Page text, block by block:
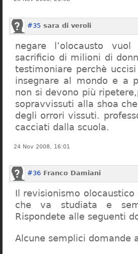
#35 sara di veroli
negare l’olocausto
sacrificio di milioni di
testimoniare perchè
insegnare al mondo e a
non si devono più
sopravvissuti alla shoa
degli orrori vissuti.
cacciati dalla scuola.
24 Nov 2008, 16:01
#36 Franco Damiani
Il revisionismo
che va studiata e
Rispondete alle seguenti
Alcune semplici domande